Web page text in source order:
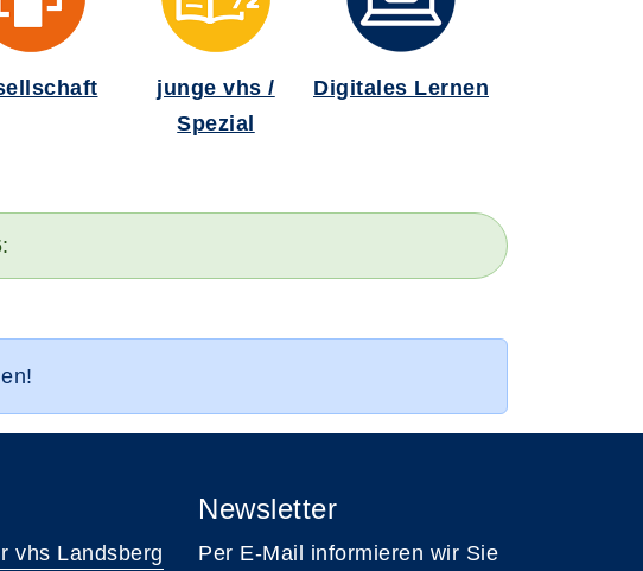
junge vhs /
Spezial
Digitales Lernen
vhs Landsberg
Newsletter
Per E-Mail informieren wir Sie